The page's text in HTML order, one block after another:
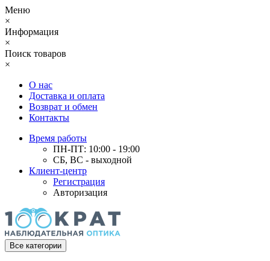
Меню
×
Информация
×
Поиск товаров
×
О нас
Доставка и оплата
Возврат и обмен
Контакты
Время работы
ПН-ПТ: 10:00 - 19:00
СБ, ВС - выходной
Клиент-центр
Регистрация
Авторизация
Все категории